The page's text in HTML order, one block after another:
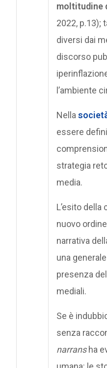
moltitudine
2022, p.13);
diversi dai
discorso
l’ambiente
Nella
essere
strategia
media.
L’esito
nuovo
narrativa
una
presenza
mediali.
Se è
senza
narransha